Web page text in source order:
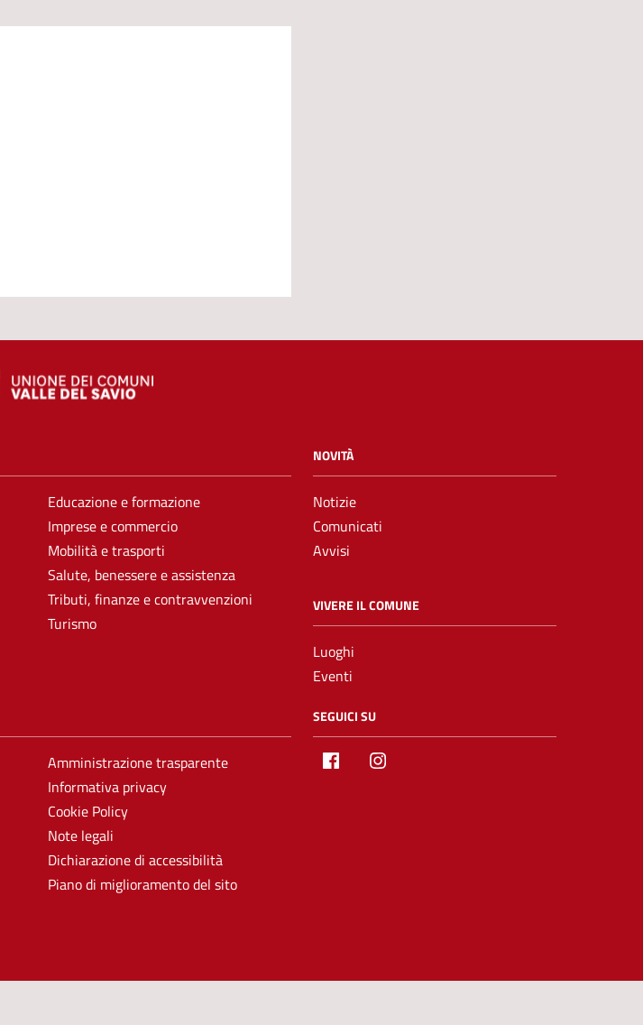
Educazione e formazione
Imprese e commercio
Mobilità e trasporti
Salute, benessere e assistenza
Tributi, finanze e contravvenzioni
Turismo
NOVITÀ
Notizie
Comunicati
Avvisi
VIVERE IL COMUNE
Luoghi
Eventi
Amministrazione trasparente
Informativa privacy
Cookie Policy
Note legali
Dichiarazione di accessibilità
Piano di miglioramento del sito
SEGUICI SU
Facebook